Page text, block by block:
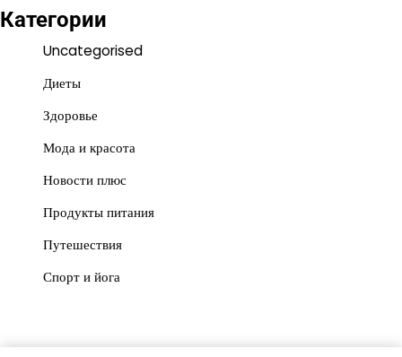
Категории
Uncategorised
Диеты
Здоровье
Мода и красота
Новости плюс
Продукты питания
Путешествия
Спорт и йога